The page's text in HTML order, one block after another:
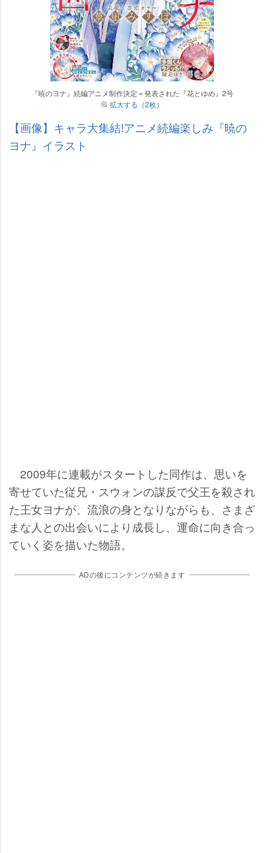
『暁のヨナ』続編アニメ制作決定＝発表された『花とゆめ』2号
拡大する（2枚）
【画像】キャラ大集結!アニメ続編楽しみ『暁の
ヨナ』イラスト
2009年に連載がスタートした同作は、思いを
寄せていた従兄・スウォンの謀反で父王を殺され
た王女ヨナが、流浪の身となりながらも、さまざ
まな人との出会いにより成長し、運命に向き合っ
ていく姿を描いた物語。
ADの後にコンテンツが続きます